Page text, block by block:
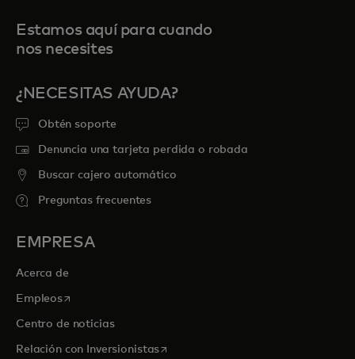
Estamos aquí para cuando
nos necesites
¿NECESITAS AYUDA?
Obtén soporte
Denuncia una tarjeta perdida o robada
Buscar cajero automático
Preguntas frecuentes
EMPRESA
Acerca de
Empleosse abre en una pestaña nueva
Centro de noticias
Relación con Inversionistasse abre en una pestaña nueva